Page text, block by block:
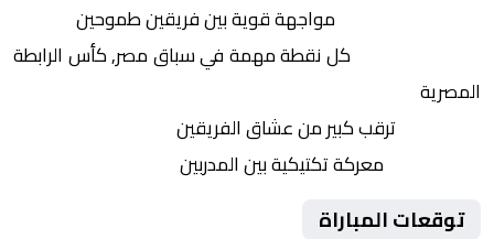
مواجهة قوية بين فريقين طموحين
كل نقطة مهمة في سباق مصر, كأس الرابطة
المصرية
ترقب كبير من عشاق الفريقين
معركة تكتيكية بين المدربين
توقعات المباراة